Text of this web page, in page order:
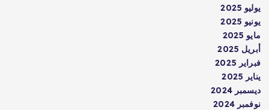
يوليو 2025
يونيو 2025
مايو 2025
أبريل 2025
فبراير 2025
يناير 2025
ديسمبر 2024
نوفمبر 2024